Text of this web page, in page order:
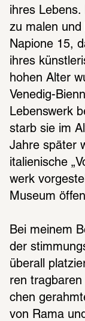
ihres Lebens.
zu malen und
Napione 15,
ihres
hohen Alter
Vene­dig-
Lebens­werk
starb sie im
Jahre später
italie­ni­sche
werk
Museum
Bei meinem
der
über­all
ren
chen
von Rama